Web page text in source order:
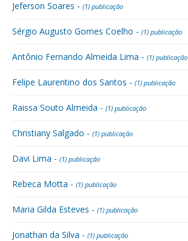
Jeferson Soares - (1) publicação
Sérgio Augusto Gomes Coelho - (1) publicação
Antônio Fernando Almeida Lima - (1) publicação
Felipe Laurentino dos Santos - (1) publicação
Raissa Souto Almeida - (1) publicação
Christiany Salgado - (1) publicação
Davi Lima - (1) publicação
Rebeca Motta - (1) publicação
Maria Gilda Esteves - (1) publicação
Jonathan da Silva - (1) publicação